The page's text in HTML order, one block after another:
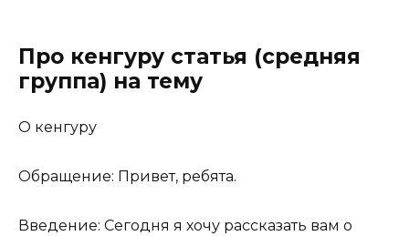
Про кенгуру статья (средняя
группа) на тему
О кенгуру
Обращение: Привет, ребята.
Введение: Сегодня я хочу рассказать вам о